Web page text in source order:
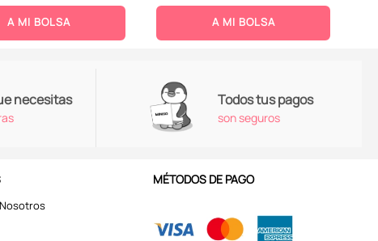
A MI BOLSA A MI BOLSA
necesitas Todos tus pagos
son seguros
MÉTODOS DE PAGO